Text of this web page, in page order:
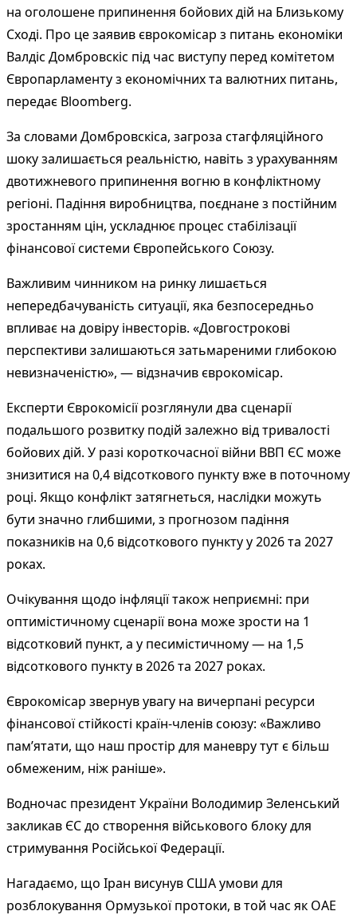
на оголошене припинення бойових дій на Близькому
Сході. Про це заявив єврокомісар з питань економіки
Валдіс Домбровскіс під час виступу перед комітетом
Європарламенту з економічних та валютних питань,
передає Bloomberg.
За словами Домбровскіса, загроза стагфляційного
шоку залишається реальністю, навіть з урахуванням
двотижневого припинення вогню в конфліктному
регіоні. Падіння виробництва, поєднане з постійним
зростанням цін, ускладнює процес стабілізації
фінансової системи Європейського Союзу.
Важливим чинником на ринку лишається
непередбачуваність ситуації, яка безпосередньо
впливає на довіру інвесторів. «Довгострокові
перспективи залишаються затьмареними глибокою
невизначеністю», — відзначив єврокомісар.
Експерти Єврокомісії розглянули два сценарії
подальшого розвитку подій залежно від тривалості
бойових дій. У разі короткочасної війни ВВП ЄС може
знизитися на 0,4 відсоткового пункту вже в поточному
році. Якщо конфлікт затягнеться, наслідки можуть
бути значно глибшими, з прогнозом падіння
показників на 0,6 відсоткового пункту у 2026 та 2027
роках.
Очікування щодо інфляції також неприємні: при
оптимістичному сценарії вона може зрости на 1
відсотковий пункт, а у песимістичному — на 1,5
відсоткового пункту в 2026 та 2027 роках.
Єврокомісар звернув увагу на вичерпані ресурси
фінансової стійкості країн-членів союзу: «Важливо
пам’ятати, що наш простір для маневру тут є більш
обмеженим, ніж раніше».
Водночас президент України Володимир Зеленський
закликав ЄС до створення військового блоку для
стримування Російської Федерації.
Нагадаємо, що Іран висунув США умови для
розблокування Ормузької протоки, в той час як ОАЕ